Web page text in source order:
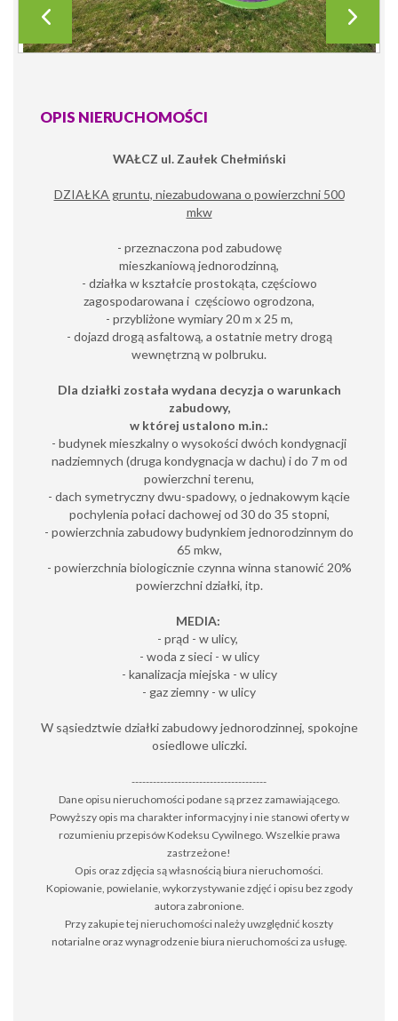
OPIS NIERUCHOMOŚCI
WAŁCZ ul. Zaułek Chełmiński
DZIAŁKA gruntu, niezabudowana o powierzchni 500
mkw
- przeznaczona pod zabudowę
mieszkaniową jednorodzinną,
- działka w kształcie prostokąta, częściowo
zagospodarowana i częściowo ogrodzona,
- przybliżone wymiary 20 m x 25 m,
- dojazd drogą asfaltową, a ostatnie metry drogą
wewnętrzną w polbruku.
Dla działki została wydana decyzja o warunkach
zabudowy,
w której ustalono m.in.:
- budynek mieszkalny o wysokości dwóch kondygnacji
nadziemnych (druga kondygnacja w dachu) i do 7 m od
powierzchni terenu,
- dach symetryczny dwu-spadowy, o jednakowym kącie
pochylenia połaci dachowej od 30 do 35 stopni,
- powierzchnia zabudowy budynkiem jednorodzinnym do
65 mkw,
- powierzchnia biologicznie czynna winna stanowić 20%
powierzchni działki, itp.
MEDIA:
- prąd - w ulicy,
- woda z sieci - w ulicy
- kanalizacja miejska - w ulicy
- gaz ziemny - w ulicy
W sąsiedztwie działki zabudowy jednorodzinnej, spokojne
osiedlowe uliczki.
--------------------------------------
Dane opisu nieruchomości podane są przez zamawiającego.
Powyższy opis ma charakter informacyjny i nie stanowi oferty w
rozumieniu przepisów Kodeksu Cywilnego. Wszelkie prawa
zastrzeżone!
Opis oraz zdjęcia są własnością biura nieruchomości.
Kopiowanie, powielanie, wykorzystywanie zdjęć i opisu bez zgody
autora zabronione.
Przy zakupie tej nieruchomości należy uwzględnić koszty
notarialne oraz wynagrodzenie biura nieruchomości za usługę.